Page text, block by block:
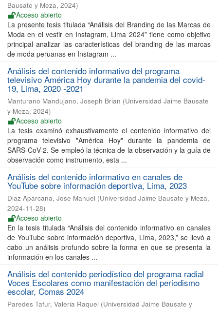
Bausate y Meza, 2024)
Acceso abierto
La presente tesis titulada “Análisis del Branding de las Marcas de
Moda en el vestir en Instagram, Lima 2024” tiene como objetivo
principal analizar las características del branding de las marcas
de moda peruanas en Instagram ...
Análisis del contenido informativo del programa
televisivo América Hoy durante la pandemia del covid-
19, Lima, 2020 -2021
Manturano Mandujano, Joseph Brian (Universidad Jaime Bausate
y Meza, 2024)
Acceso abierto
La tesis examinó exhaustivamente el contenido informativo del
programa televisivo "América Hoy" durante la pandemia de
SARS-CoV-2. Se empleó la técnica de la observación y la guía de
observación como instrumento, esta ...
Análisis del contenido informativo en canales de
YouTube sobre información deportiva, Lima, 2023
Diaz Aparcana, Jose Manuel (Universidad Jaime Bausate y Meza,
2024-11-28)
Acceso abierto
En la tesis titulada “Análisis del contenido informativo en canales
de YouTube sobre información deportiva, Lima, 2023,” se llevó a
cabo un análisis profundo sobre la forma en que se presenta la
información en los canales ...
Análisis del contenido periodístico del programa radial
Voces Escolares como manifestación del periodismo
escolar, Comas 2024
Paredes Tafur, Valeria Raquel (Universidad Jaime Bausate y